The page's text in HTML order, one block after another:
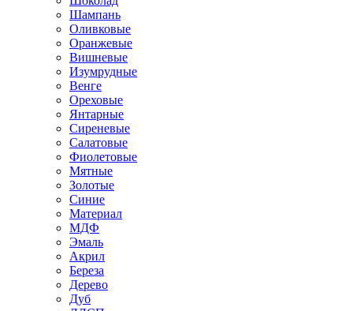
Шампань
Оливковые
Оранжевые
Вишневые
Изумрудные
Венге
Ореховые
Янтарные
Сиреневые
Салатовые
Фиолетовые
Мятные
Золотые
Синие
Материал
МДФ
Эмаль
Акрил
Береза
Дерево
Дуб